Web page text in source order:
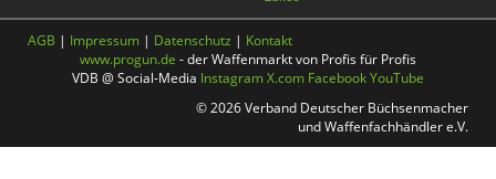
AGB | Impressum | Datenschutz | Kontakt
www.progun.de - der Waffenmarkt von Profis für Profis
VDB @ Social-Media InstagramX.com FacebookYouTube
© 2026 Verband Deutscher Büchsenmacher
und Waffenfachhändler e.V.